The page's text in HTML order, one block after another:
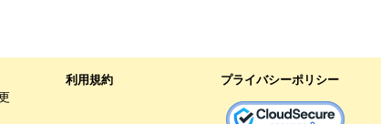
利用規約 プライバシーポリシー